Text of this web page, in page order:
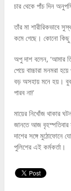
চার থেকে পাঁচ দিন
তাঁর মা শারীরিকভাবে
কমে গেছে। কোনো কিছু
অপু দাশ বলেন, ‘আমার
পেয়ে বাচ্চারা মনমরা
বড় অসহায় মনে হয়। বুক
পারব না!’
মায়ের নিখোঁজ থাকার
জানতে আজ বৃহস্পতিবার
দাশের সঙ্গে মুঠোফোনে
পুলিশের এই কর্মকর্তা।